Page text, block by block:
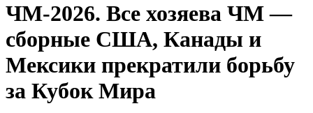
ЧМ-2026. Все хозяева ЧМ —
сборные США, Канады и
Мексики прекратили борьбу
за Кубок Мира